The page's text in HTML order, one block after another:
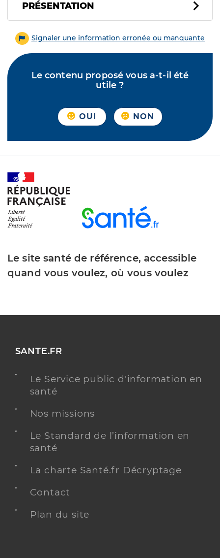
PRÉSENTATION
Signaler une information erronée ou manquante
Le contenu proposé vous a-t-il été
utile ?
OUI NON
Le site santé de référence, accessible
quand vous voulez, où vous voulez
SANTE.FR
Le Service public d'information en
santé
Nos missions
Le Standard de l’information en
santé
La charte Santé.fr Décryptage
Contact
Plan du site